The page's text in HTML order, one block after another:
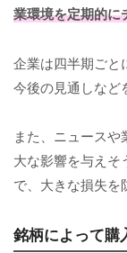
業環境を定期的に
企業は四半期ごと
今後の見通しなど
また、ニュース
大な影響を与えそ
で、大きな損失を
銘柄によって購